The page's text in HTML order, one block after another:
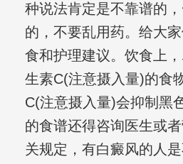
种说法肯定是不靠谱的
的，不要乱用药。给大
食和护理建议。饮食上
生素C(注意摄入量)的食
C(注意摄入量)会抑制黑
的食谱还得咨询医生或
关规定，有白癜风的人